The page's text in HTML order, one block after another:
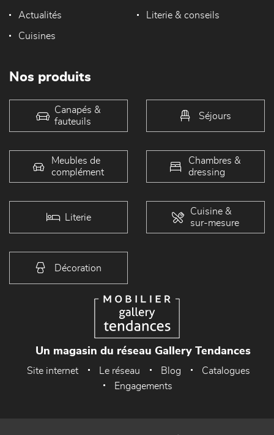
Actualités Literie & conseils
Cuisines
Nos produits
Canapés &
fauteuils
Séjours
Meubles de
complément
Chambres &
dressing
Literie
Cuisine &
sur-mesure
Décoration
Un magasin du réseau Gallery Tendances
Site internet Le réseau Blog
Catalogues
Engagements